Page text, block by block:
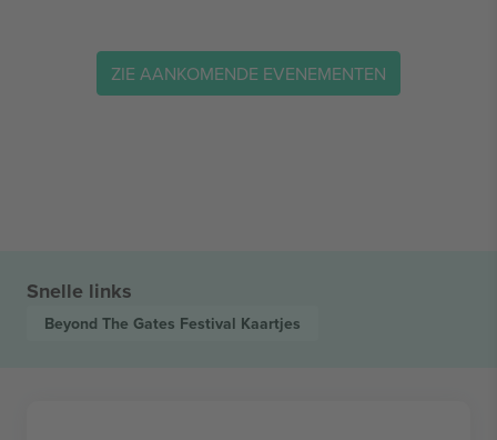
ZIE AANKOMENDE EVENEMENTEN
Snelle links
Beyond The Gates Festival Kaartjes